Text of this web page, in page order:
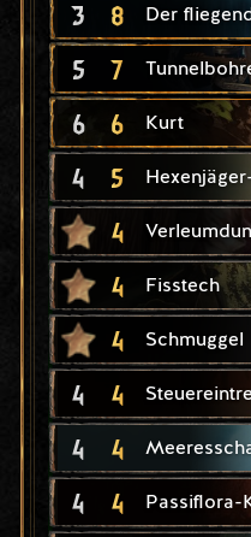
3 8 Der
5 7
6 6 Kurt
4 5
4
4 Fisstech
4 Schmuggel
4 4
4 4
4 4 Passiflora-